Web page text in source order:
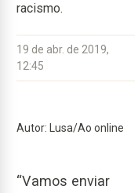
racismo.
19 de abr. de 2019,
12:45
Autor: Lusa/Ao online
“Vamos enviar